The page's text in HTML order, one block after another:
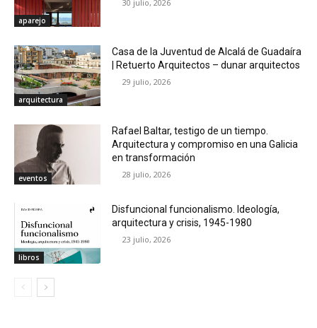
aparejo
30 julio, 2026
arquitectura
Casa de la Juventud de Alcalá de Guadaíra
| Retuerto Arquitectos – dunar arquitectos
29 julio, 2026
eventos
Rafael Baltar, testigo de un tiempo.
Arquitectura y compromiso en una Galicia
en transformación
28 julio, 2026
libros
Disfuncional funcionalismo. Ideología,
arquitectura y crisis, 1945-1980
23 julio, 2026